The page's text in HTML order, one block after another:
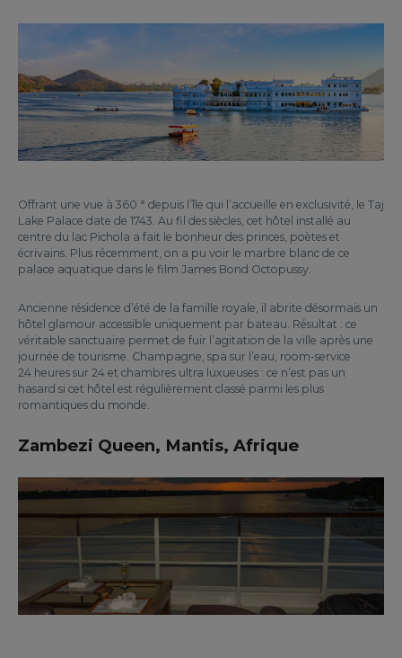
Offrant une vue à 360 ° depuis l’île qui l’accueille en exclusivité, le Taj
Lake Palace date de 1743. Au fil des siècles, cet hôtel installé au
centre du lac Pichola a fait le bonheur des princes, poètes et
écrivains. Plus récemment, on a pu voir le marbre blanc de ce
palace aquatique dans le film James Bond Octopussy.
Ancienne résidence d’été de la famille royale, il abrite désormais un
hôtel glamour accessible uniquement par bateau. Résultat : ce
véritable sanctuaire permet de fuir l’agitation de la ville après une
journée de tourisme. Champagne, spa sur l’eau, room-service
24 heures sur 24 et chambres ultra luxueuses : ce n’est pas un
hasard si cet hôtel est régulièrement classé parmi les plus
romantiques du monde.
Zambezi Queen, Mantis, Afrique